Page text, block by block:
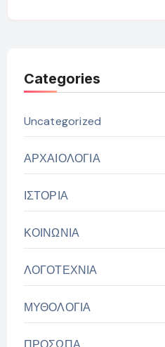
Categories
Uncategorized
ΑΡΧΑΙΟΛΟΓΙΑ
ΙΣΤΟΡΙΑ
ΚΟΙΝΩΝΙΑ
ΛΟΓΟΤΕΧΝΙΑ
ΜΥΘΟΛΟΓΙΑ